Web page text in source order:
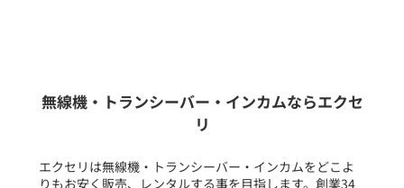
フリーワード入力(製品名等)
無線機・トランシーバー・インカムならエクセ
リ
エクセリは無線機・トランシーバー・インカムをどこよ
りもお安く販売、レンタルする事を目指します。創業34